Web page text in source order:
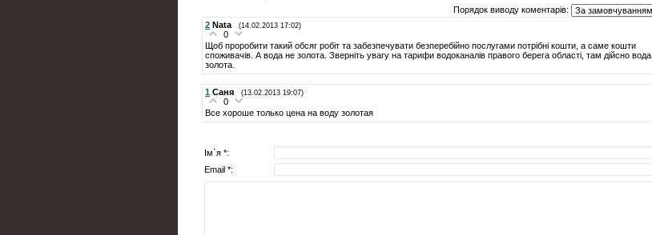
Порядок виводу коментарів:
2 Nata (14.02.2013 17:02)
0
Щоб проробити такий обсяг робіт та забезпечувати безперебійно послугами потрібні кошти, а саме кошти
споживачів. А вода не золота. Зверніть увагу на тарифи водоканалів правого берега області, там дійсно вода
золота.
1 Саня (13.02.2013 19:07)
0
Все хороше только цена на воду золотая
Ім`я *:
Email *: